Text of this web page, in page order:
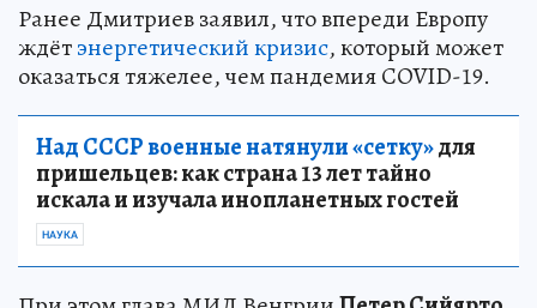
Ранее Дмитриев заявил, что впереди Европу
ждётэнергетический кризис, который может
оказаться тяжелее, чем пандемия COVID-19.
Над СССР военные натянули «сетку»для
пришельцев: как страна 13 лет тайно
искала и изучала инопланетных гостей
НАУКА